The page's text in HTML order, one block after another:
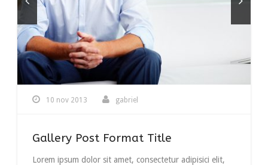
10 nov 2013 gabriel
Gallery Post Format Title
Lorem ipsum dolor sit amet, consectetur adipisici elit,